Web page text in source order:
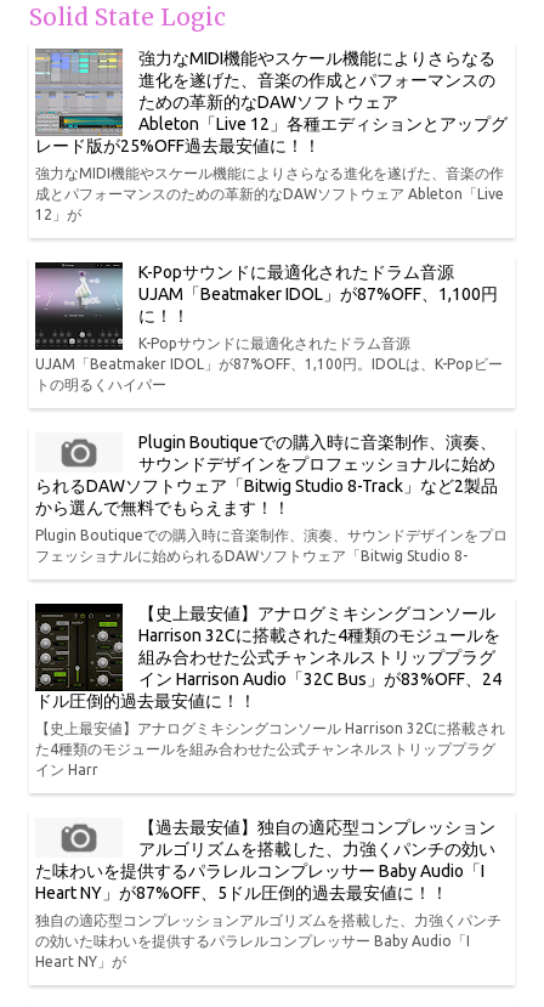
Solid State Logic
強力なMIDI機能やスケール機能によりさらなる
進化を遂げた、音楽の作成とパフォーマンスの
ための革新的なDAWソフトウェア
Ableton「Live 12」各種エディションとアップグ
レード版が25%OFF過去最安値に！！
強力なMIDI機能やスケール機能によりさらなる進化を遂げた、音楽の作
成とパフォーマンスのための革新的なDAWソフトウェア Ableton「Live
12」が
K-Popサウンドに最適化されたドラム音源
UJAM「Beatmaker IDOL」が87%OFF、1,100円
に！！
K-Popサウンドに最適化されたドラム音源
UJAM「Beatmaker IDOL」が87%OFF、1,100円。IDOLは、K-Popビー
トの明るくハイパー
Plugin Boutiqueでの購入時に音楽制作、演奏、
サウンドデザインをプロフェッショナルに始め
られるDAWソフトウェア「Bitwig Studio 8-Track」など2製品
から選んで無料でもらえます！！
Plugin Boutiqueでの購入時に音楽制作、演奏、サウンドデザインをプロ
フェッショナルに始められるDAWソフトウェア「Bitwig Studio 8-
【史上最安値】アナログミキシングコンソール
Harrison 32Cに搭載された4種類のモジュールを
組み合わせた公式チャンネルストリッププラグ
イン Harrison Audio「32C Bus」が83%OFF、24
ドル圧倒的過去最安値に！！
【史上最安値】アナログミキシングコンソール Harrison 32Cに搭載され
た4種類のモジュールを組み合わせた公式チャンネルストリッププラグ
イン Harr
【過去最安値】独自の適応型コンプレッション
アルゴリズムを搭載した、力強くパンチの効い
た味わいを提供するパラレルコンプレッサー Baby Audio「I
Heart NY」が87%OFF、5ドル圧倒的過去最安値に！！
独自の適応型コンプレッションアルゴリズムを搭載した、力強くパンチ
の効いた味わいを提供するパラレルコンプレッサー Baby Audio「I
Heart NY」が